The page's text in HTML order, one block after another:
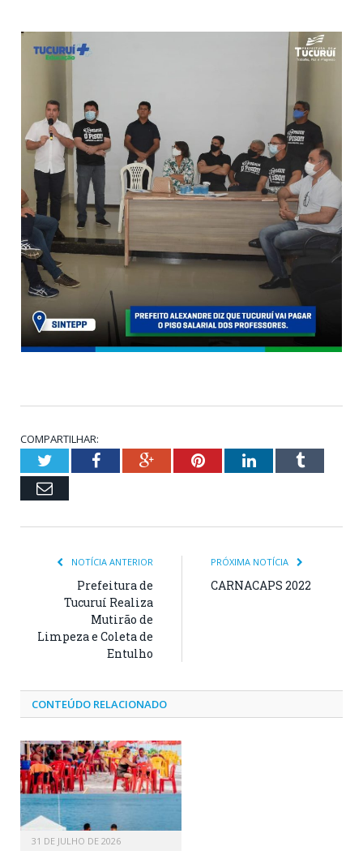
COMPARTILHAR:
TwitterFacebookGoogle+PinterestLinkedInTumblr
Email
NOTÍCIA ANTERIOR
Prefeitura de
Tucuruí Realiza
Mutirão de
Limpeza e Coleta de
Entulho
PRÓXIMA NOTÍCIA
CARNACAPS 2022
CONTEÚDO RELACIONADO
31 DE JULHO DE 2026